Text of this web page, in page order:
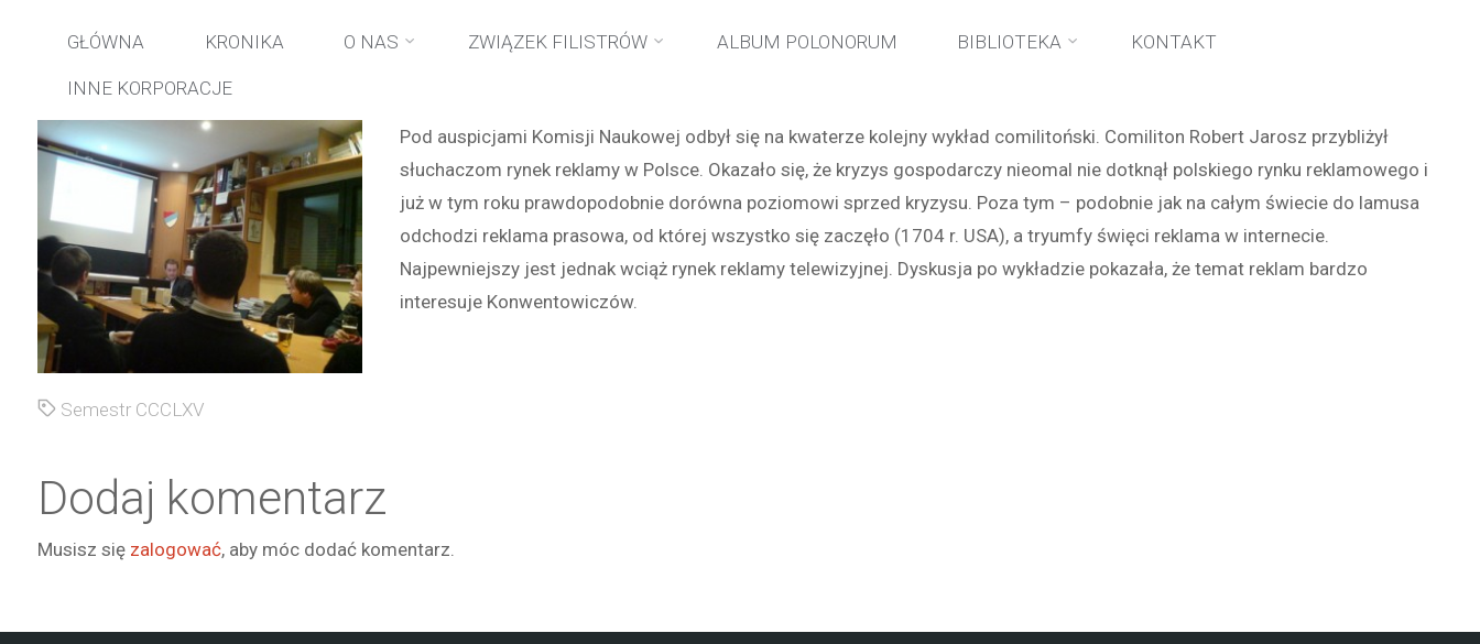
Przejdź
do
treści
GŁÓWNA KRONIKA O NAS ZWIĄZEK FILISTRÓW ALBUM POLONORUM BIBLIOTEKA KONTAKT
INNE KORPORACJE
główna
Pod auspicjami Komisji Naukowej odbył się na kwaterze kolejny wykład comilitoński. Comiliton Robert Jarosz przybliżył
słuchaczom rynek reklamy w Polsce. Okazało się, że kryzys gospodarczy nieomal nie dotknął polskiego rynku reklamowego i
już w tym roku prawdopodobnie dorówna poziomowi sprzed kryzysu. Poza tym – podobnie jak na całym świecie do lamusa
odchodzi reklama prasowa, od której wszystko się zaczęło (1704 r. USA), a tryumfy święci reklama w internecie.
Najpewniejszy jest jednak wciąż rynek reklamy telewizyjnej. Dyskusja po wykładzie pokazała, że temat reklam bardzo
interesuje Konwentowiczów.
Semestr CCCLXV
Dodaj komentarz
Musisz się zalogować, aby móc dodać komentarz.